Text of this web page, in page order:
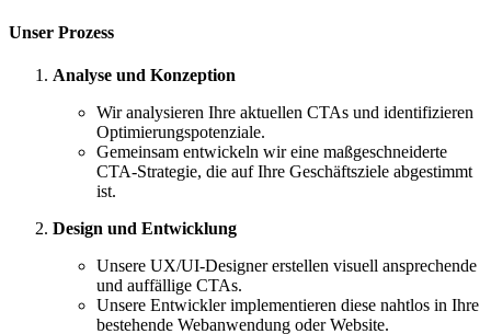
Unser Prozess
Analyse und Konzeption
Wir analysieren Ihre aktuellen CTAs und identifizieren
Optimierungspotenziale.
Gemeinsam entwickeln wir eine maßgeschneiderte
CTA-Strategie, die auf Ihre Geschäftsziele abgestimmt
ist.
Design und Entwicklung
Unsere UX/UI-Designer erstellen visuell ansprechende
und auffällige CTAs.
Unsere Entwickler implementieren diese nahtlos in Ihre
bestehende Webanwendung oder Website.